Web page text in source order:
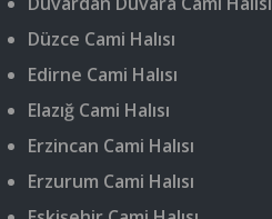
Düzce Cami Halısı
Edirne Cami Halısı
Elazığ Cami Halısı
Erzincan Cami Halısı
Erzurum Cami Halısı